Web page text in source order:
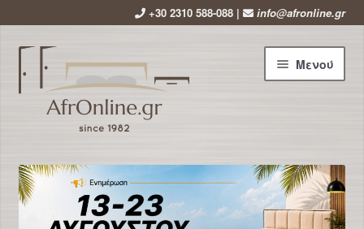
+30 2310 588-088 | info@afronline.gr
Απευθείας
μετάβαση
στην
πλοήγηση
Μετάβαση
σε
περιεχόμενο
Μενού
Εταιρεία